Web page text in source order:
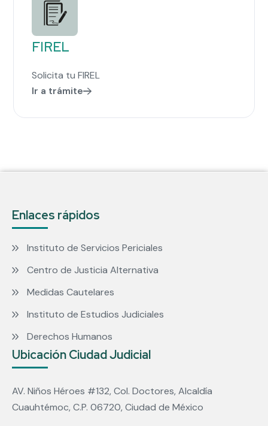
FIREL
Solicita tu FIREL
Ir a trámite
Enlaces rápidos
Instituto de Servicios Periciales
Centro de Justicia Alternativa
Medidas Cautelares
Instituto de Estudios Judiciales
Derechos Humanos
Ubicación Ciudad Judicial
AV. Niños Héroes #132, Col. Doctores, Alcaldía
Cuauhtémoc, C.P. 06720, Ciudad de México